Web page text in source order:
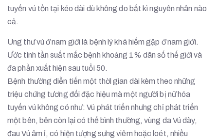
tuyến vú tồn tại kéo dài dù không do bất kì nguyên nhân nào
cả.
Ung thư vú ở nam giới là bệnh lý khá hiếm gặp ở nam giới.
Ước tính tần suất mắc bệnh khoảng 1% dân số thế giới và
đa phần xuất hiện sau tuổi 50.
Bệnh thường diễn tiến một thời gian dài kèm theo những
triệu chứng tương đối đặc hiệu mà một người bị nữ hóa
tuyến vú không có như: Vú phát triển nhưng chỉ phát triển
một bên, bên còn lại có thể bình thường, vùng da Vú dày,
đau Vú âm ỉ, có hiện tượng sưng viêm hoặc loét, nhiều